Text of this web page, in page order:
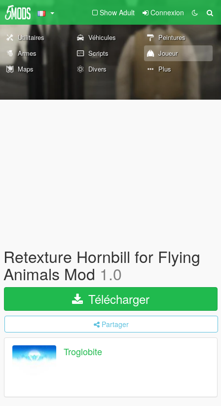
Show Adult Connexion
Utilitaires Véhicules
Peintures
Armes
Scripts
Joueur
Maps
Divers Plus
Retexture Hornbill for Flying
Animals Mod 1.0
Télécharger
Partager
Troglobite